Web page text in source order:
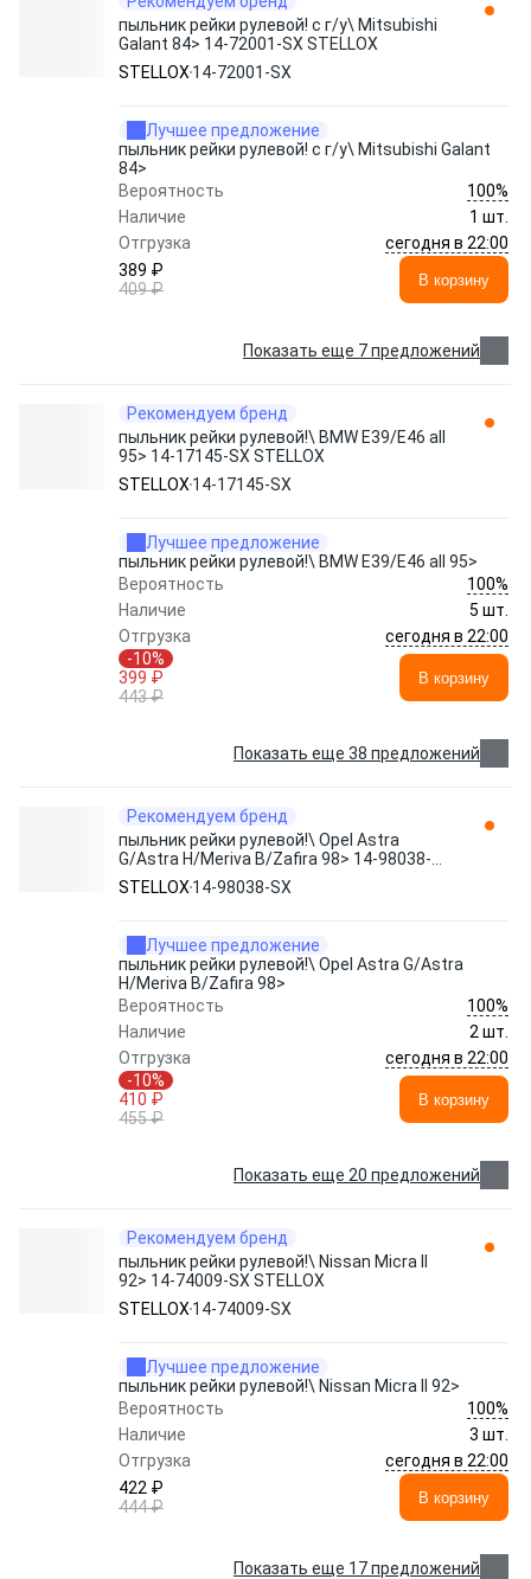
пыльник рейки рулевой! с г/у\ Mitsubishi
Galant 84> 14-72001-SX STELLOX
STELLOX 14-72001-SX
Лучшее предложение
пыльник рейки рулевой! с г/у\ Mitsubishi Galant
84>
Вероятность
100%
Наличие
1 шт.
Отгрузка
сегодня в 22:00
389 ₽
409 ₽
В корзину
Показать еще 7 предложений
Рекомендуем бренд
пыльник рейки рулевой!\ BMW E39/E46 all
95> 14-17145-SX STELLOX
STELLOX 14-17145-SX
Лучшее предложение
пыльник рейки рулевой!\ BMW E39/E46 all 95>
Вероятность
100%
Наличие
5 шт.
Отгрузка
сегодня в 22:00
-10%
399 ₽
443 ₽
В корзину
Показать еще 38 предложений
Рекомендуем бренд
пыльник рейки рулевой!\ Opel Astra
G/Astra H/Meriva B/Zafira 98> 14-98038-
SX STELLOX
STELLOX 14-98038-SX
Лучшее предложение
пыльник рейки рулевой!\ Opel Astra G/Astra
H/Meriva B/Zafira 98>
Вероятность
100%
Наличие
2 шт.
Отгрузка
сегодня в 22:00
-10%
410 ₽
455 ₽
В корзину
Показать еще 20 предложений
Рекомендуем бренд
пыльник рейки рулевой!\ Nissan Micra II
92> 14-74009-SX STELLOX
STELLOX 14-74009-SX
Лучшее предложение
пыльник рейки рулевой!\ Nissan Micra II 92>
Вероятность
100%
Наличие
3 шт.
Отгрузка
сегодня в 22:00
422 ₽
444 ₽
В корзину
Показать еще 17 предложений